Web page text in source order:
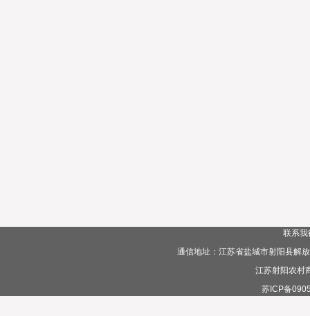
联系我
通信地址：江苏省盐城市射阳县解
江苏射阳农村
苏ICP备